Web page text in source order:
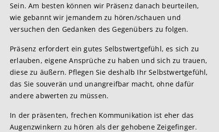
Sein. Am besten können wir Präsenz danach beurteilen,
wie gebannt wir jemandem zu hören/schauen und
versuchen den Gedanken des Gegenübers zu folgen.
Präsenz erfordert ein gutes Selbstwertgefühl, es sich zu
erlauben, eigene Ansprüche zu haben und sich zu trauen,
diese zu äußern. Pflegen Sie deshalb Ihr Selbstwertgefühl,
das Sie souverän und unangreifbar macht, ohne dafür
andere abwerten zu müssen.
In der präsenten, frechen Kommunikation ist eher das
Augenzwinkern zu hören als der gehobene Zeigefinger.